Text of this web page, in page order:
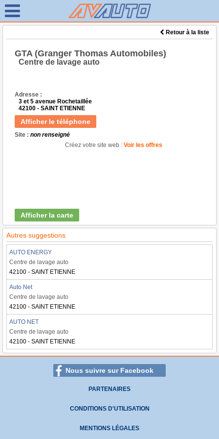
Retour à la liste
GTA (Granger Thomas Automobiles)
Centre de lavage auto
Adresse :
3 et 5 avenue Rochetaillée
42100 - SAINT ETIENNE
Afficher le téléphone
Site : non renseigné
Créez votre site web : Voir les offres
Afficher la carte
Autres suggestions
AUTO ENERGY
Centre de lavage auto
42100 - SAINT ETIENNE
Auto Net
Centre de lavage auto
42100 - SAINT ETIENNE
AUTO NET
Centre de lavage auto
42100 - SAINT ETIENNE
Nous suivre sur Facebook
PARTENAIRES
CONDITIONS D'UTILISATION
MENTIONS LÉGALES